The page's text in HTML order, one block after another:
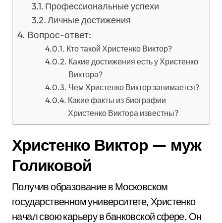
Профессиональные успехи
Личные достижения
Вопрос-ответ:
Кто такой Христенко Виктор?
Какие достижения есть у Христенко
Виктора?
Чем Христенко Виктор занимается?
Какие факты из биографии
Христенко Виктора известны?
Христенко Виктор — муж
Голиковой
Получив образование в Московском
государственном университете, Христенко
начал свою карьеру в банковской сфере. Он